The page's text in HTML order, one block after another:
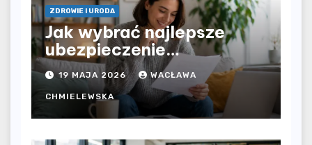
ZDROWIE I URODA
Jak wybrać najlepsze
ubezpieczenie
komunikacyjne i uniknąć
kosztownych błędów?
19 MAJA 2026 WACŁAWA
CHMIELEWSKA